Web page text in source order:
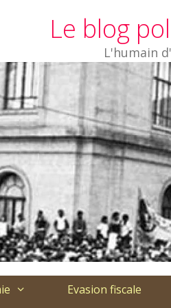
Le blog
L'humain
Evasion fiscale